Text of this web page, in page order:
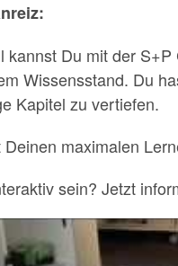
kannst Du mit der
Wissensstand. Du
Kapitel zu vertiefen.
maximalen
sein? Jetzt